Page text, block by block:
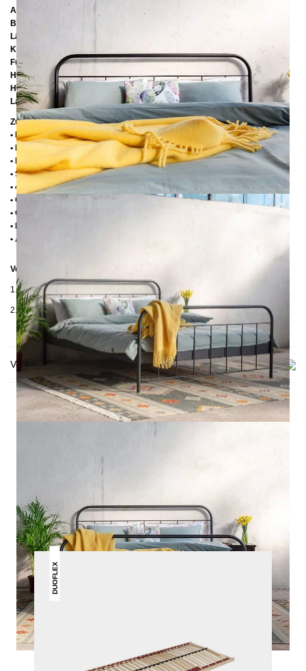
Abmessungen
Breite:
147 cm
Länge:
Kopfteilhöhe:
Füßteilhöhe:75 cm
Höhe bis zur Rahmenunterkante:25 cm
Höhe bis zur Rahmenoberkante:39 cm
Lattenrostabsenkung:
14 cm
Zusätzliche Informationen
• Handmade
• Pulverbesichtet
• Fußstopfen aus Kunststoff
• Seitenablagen für Lattenrost 2,8 cm
• 4 cm breite Mitteltraverse
• Ohne Lattenrost
• Ohne Matratze
• Lieferzustand: Zerlegt (in 2 Kartons)
• Andere RAL-Farben auf Anfrage möglich
Verpackungsdetails
1. Karton: 210x80x2030 mm, ≈ 25 kg
2. Karton: 1500x1050x130 mm, ≈ 30 kg
Versand & Lieferung
DAS KÖNNTE DIR AUCH
GEFALLEN
DUOFLEX